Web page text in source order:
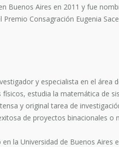
Buenos Aires en 2011 y fue
Consagración Eugenia
y especialista en el
estudia la matemática de
y original tarea de
de proyectos binacionales
la Universidad de Buenos